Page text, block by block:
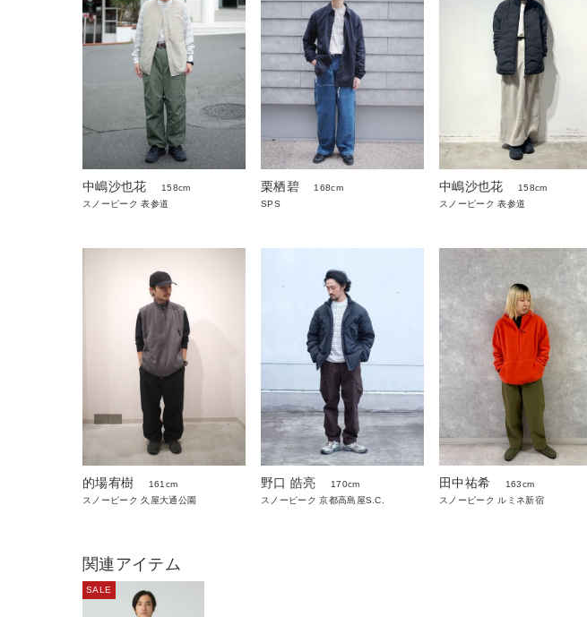
中嶋沙也花
158cm
スノーピーク 表参道
栗栖碧
168cm
SPS
中嶋沙也花
158cm
スノーピーク 表参道
的場宥樹
161cm
スノーピーク 久屋大通公園
野口 皓亮
170cm
スノーピーク 京都高島屋S.C.
田中祐希
163cm
スノーピーク ルミネ新宿
関連アイテム
SALE